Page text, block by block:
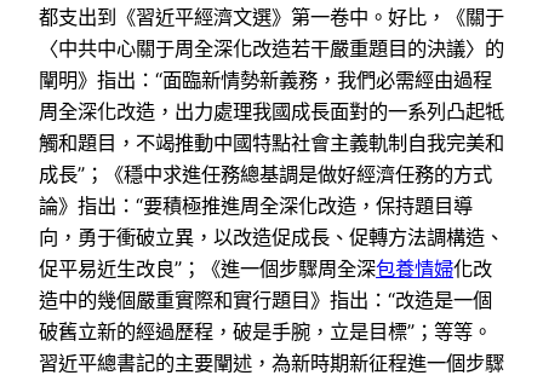
都支出到《習近平經濟文選》第一卷中。好比，《關于
〈中共中心關于周全深化改造若干嚴重題目的決議〉的
闡明》指出：“面臨新情勢新義務，我們必需經由過程
周全深化改造，出力處理我國成長面對的一系列凸起牴
觸和題目，不竭推動中國特點社會主義軌制自我完美和
成長”；《穩中求進任務總基調是做好經濟任務的方式
論》指出：“要積極推進周全深化改造，保持題目導
向，勇于衝破立異，以改造促成長、促轉方法調構造、
促平易近生改良”；《進一個步驟周全深包養情婦化改
造中的幾個嚴重實際和實行題目》指出：“改造是一個
破舊立新的經過歷程，破是手腕，立是目標”；等等。
習近平總書記的主要闡述，為新時期新征程進一個步驟